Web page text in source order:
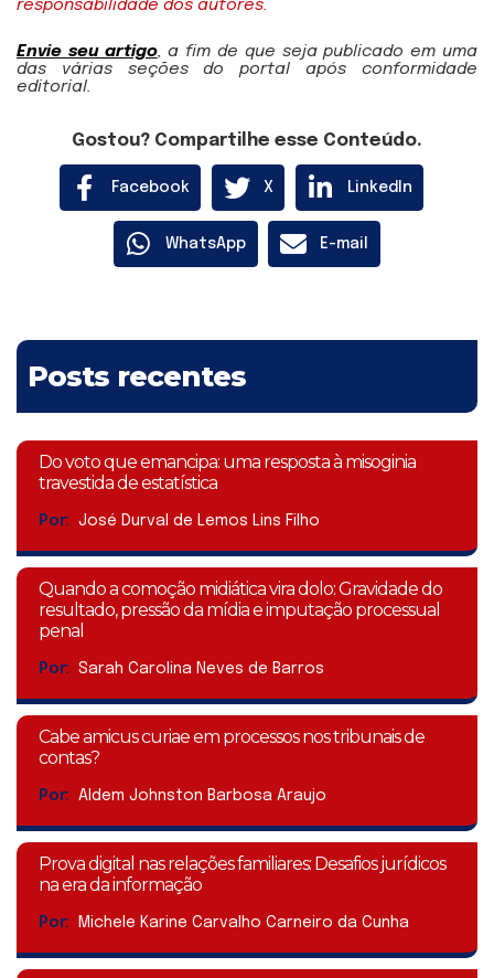
responsabilidade dos autores.
Envie seu artigo, a fim de que seja publicado em uma
das várias seções do portal após conformidade
editorial.
Gostou? Compartilhe esse Conteúdo.
Facebook X LinkedIn
WhatsApp E-mail
Posts recentes
Do voto que emancipa: uma resposta à misoginia
travestida de estatística
Por: José Durval de Lemos Lins Filho
Quando a comoção midiática vira dolo: Gravidade do
resultado, pressão da mídia e imputação processual
penal
Por: Sarah Carolina Neves de Barros
Cabe amicus curiae em processos nos tribunais de
contas?
Por: Aldem Johnston Barbosa Araujo
Prova digital nas relações familiares: Desafios jurídicos
na era da informação
Por: Michele Karine Carvalho Carneiro da Cunha